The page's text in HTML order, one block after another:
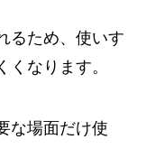
るため、使いす
くなります。
な場面だけ使